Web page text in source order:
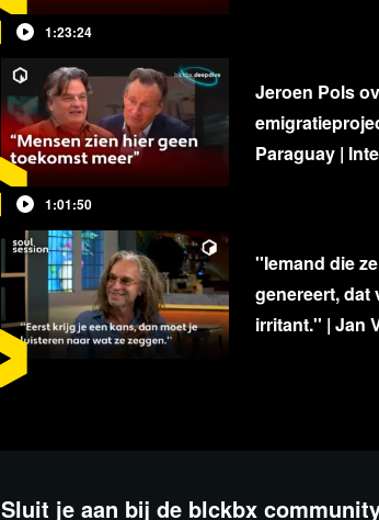
1:23:24
1:01:50
Jeroen Pols
Paraguay |
''Iemand die
genereert, dat
irritant.'' | Jan
Sluit je aan bij de blckbx